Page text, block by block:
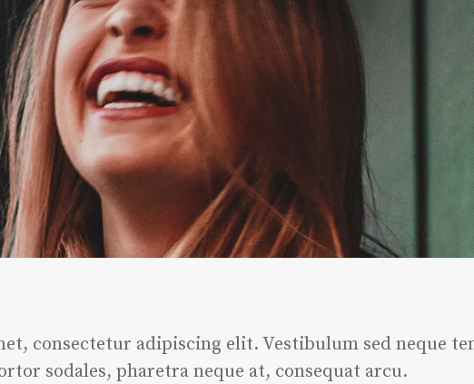
consectetur adipiscing elit. Vestibulum sed neque
sodales, pharetra neque at, consequat arcu.